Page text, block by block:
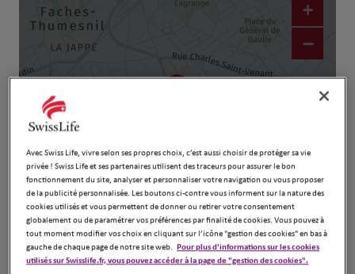
+
−
Leaflet| Map ©2026HERE
Naviguer Itinéraire
Avec Swiss Life, vivre selon ses propres choix, c’est aussi choisir de protéger sa vie
privée ! Swiss Life et ses partenaires utilisent des traceurs pour assurer le bon
fonctionnement du site, analyser et personnaliser votre navigation ou vous proposer
de la publicité personnalisée. Les boutons ci-contre vous informent sur la nature des
cookies utilisés et vous permettent de donner ou retirer votre consentement
globalement ou de paramétrer vos préférences par finalité de cookies. Vous pouvez à
tout moment modifier vos choix en cliquant sur l’icône "gestion des cookies" en bas à
gauche de chaque page de notre site web. Pour plus d'informations sur les cookies
utilisés sur Swisslife.fr, vous pouvez accéder à la page de "gestion des cookies".